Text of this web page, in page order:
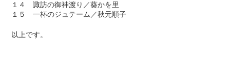
１４ 諏訪の御神渡り／葵かを里
１５ 一杯のジュテーム／秋元順子
以上です。